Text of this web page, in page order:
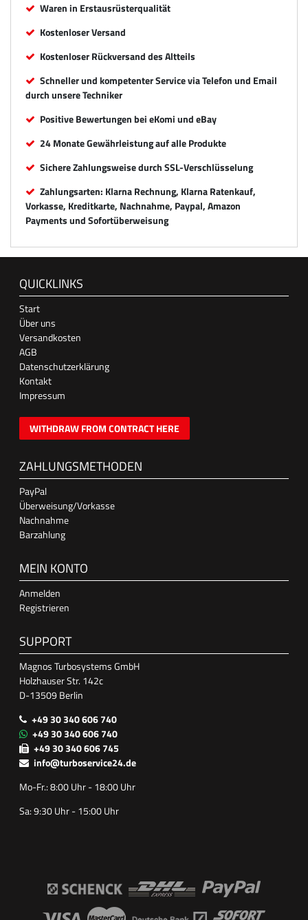
Waren in Erstausrüsterqualität
Kostenloser Versand
Kostenloser Rückversand des Altteils
Schneller und kompetenter Service via Telefon und Email
durch unsere Techniker
Positive Bewertungen bei eKomi und eBay
24 Monate Gewährleistung auf alle Produkte
Sichere Zahlungsweise durch SSL-Verschlüsselung
Zahlungsarten: Klarna Rechnung, Klarna Ratenkauf,
Vorkasse, Kreditkarte, Nachnahme, Paypal, Amazon
Payments und Sofortüberweisung
QUICKLINKS
Start
Über uns
Versandkosten
AGB
Datenschutzerklärung
Kontakt
Impressum
WITHDRAW FROM CONTRACT HERE
ZAHLUNGSMETHODEN
PayPal
Überweisung/Vorkasse
Nachnahme
Barzahlung
MEIN KONTO
Anmelden
Registrieren
SUPPORT
Magnos Turbosystems GmbH
Holzhauser Str. 142c
D-13509 Berlin
+49 30 340 606 740
+49 30 340 606 740
+49 30 340 606 745
info@turboservice24.de
Mo-Fr.: 8:00 Uhr - 18:00 Uhr
Sa: 9:30 Uhr - 15:00 Uhr